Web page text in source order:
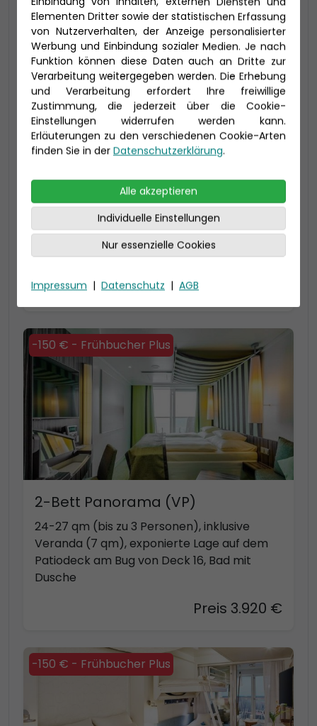
-150 € - Frühbucher Plus
2-Bett Verandakabine Deluxe mit
Lounge (DL)
34 qm (bis 5 Personen),
inklusive Lounge (6 qm) und Veranda (6 qm)
größtenteils Toilette und Dusche getrennt
Preis 3.840 €
-150 € - Frühbucher Plus
2-Bett Panorama (VP)
24-27 qm (bis zu 3 Personen), inklusive
Veranda (7 qm), exponierte Lage auf dem
Patiodeck am Bug von Deck 16, Bad mit
Dusche
Preis 3.920 €
-150 € - Frühbucher Plus
Elementen Dritter sowie der statistischen Erfassung
von Nutzerverhalten, der Anzeige personalisierter
Werbung und Einbindung sozialer Medien. Je nach
Funktion können diese Daten auch an Dritte zur
Verarbeitung weitergegeben werden. Die Erhebung
und Verarbeitung erfordert Ihre freiwillige
Zustimmung, die jederzeit über die Cookie-
Einstellungen widerrufen werden kann.
Erläuterungen zu den verschiedenen Cookie-Arten
finden Sie in der Datenschutzerklärung.
Alle akzeptieren
Individuelle Einstellungen
Nur essenzielle Cookies
Impressum | Datenschutz | AGB